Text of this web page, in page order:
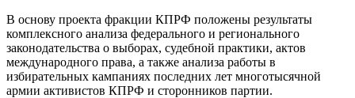
В основу проекта фракции КПРФ положены результаты
комплексного анализа федерального и регионального
законодательства о выборах, судебной практики, актов
международного права, а также анализа работы в
избирательных кампаниях последних лет многотысячной
армии активистов КПРФ и сторонников партии.